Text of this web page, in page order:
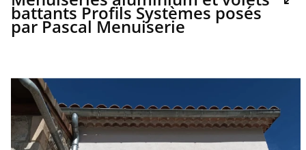
battants Profils Systèmes posés
par Pascal Menuiserie